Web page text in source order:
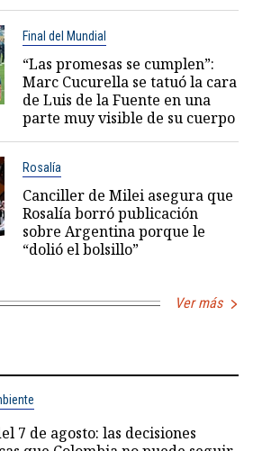
Final del Mundial
“Las promesas se cumplen”:
Marc Cucurella se tatuó la cara
de Luis de la Fuente en una
parte muy visible de su cuerpo
Rosalía
Canciller de Milei asegura que
Rosalía borró publicación
sobre Argentina porque le
“dolió el bolsillo”
Ver más
7 de agosto: las decisiones